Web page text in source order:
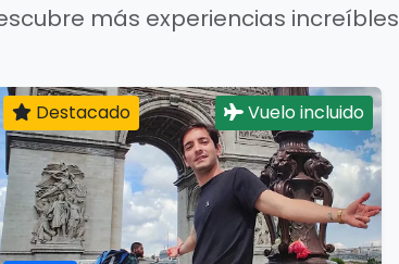
más experiencias increíbles
Destacado Vuelo incluido